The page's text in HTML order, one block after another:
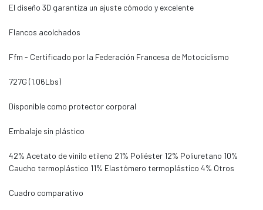
El diseño 3D garantiza un ajuste cómodo y excelente
Flancos acolchados
Ffm - Certificado por la Federación Francesa de Motociclismo
727G (1.06Lbs)
Disponible como protector corporal
Embalaje sin plástico
42% Acetato de vinilo etileno 21% Poliéster 12% Poliuretano 10%
Caucho termoplástico 11% Elastómero termoplástico 4% Otros
Cuadro comparativo